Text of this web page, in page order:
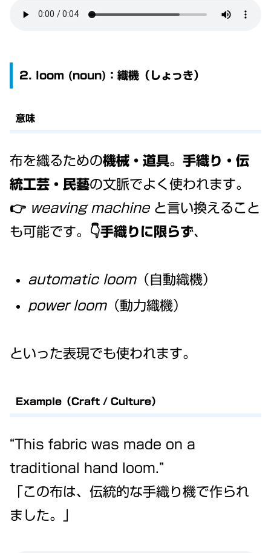
2. loom (noun)：織機（しょっき）
意味
布を織るための機械・道具。 手織り・伝
統工芸・民藝の文脈でよく使われます。
👉 weaving machineと言い換えること
も可能です。👇手織りに限らず、
automatic loom（自動織機）
power loom（動力織機）
といった表現でも使われます。
Example（Craft / Culture）
“This fabric was made on a
traditional hand loom.”
「この布は、伝統的な手織り機で作られ
ました。」